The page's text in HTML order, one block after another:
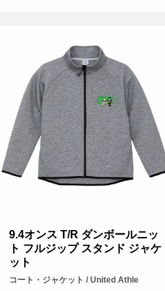
9.4オンス T/R ダンボールニッ
ト フルジップ スタンド ジャケ
ット
コート・ジャケット / United Athle